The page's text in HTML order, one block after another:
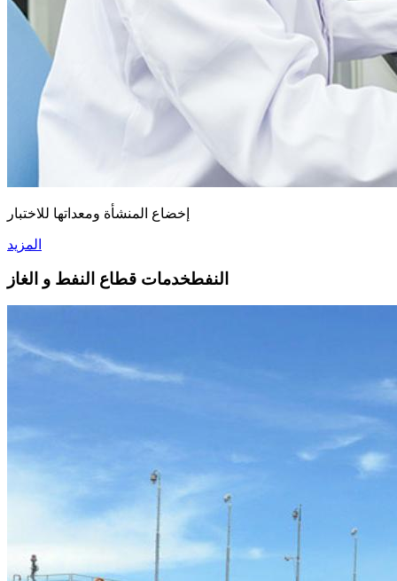
إخضاع المنشأة ومعداتها للاختبار
المزيد
النفطخدمات قطاع النفط و الغاز